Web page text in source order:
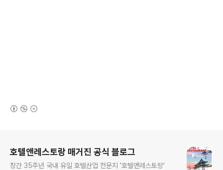
호텔앤레스토랑 매거진 공식 블로그
창간 35주년 국내 유일 호텔산업 전문지 '호텔앤레스토랑'